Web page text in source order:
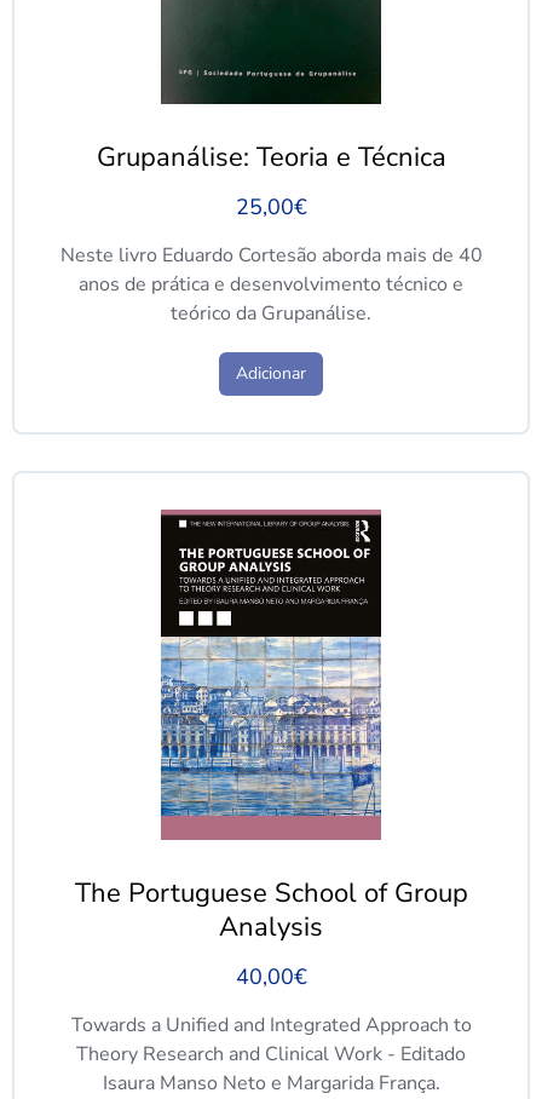
Grupanálise: Teoria e Técnica
25,00€
Neste livro Eduardo Cortesão aborda mais de 40
anos de prática e desenvolvimento técnico e
teórico da Grupanálise.
Adicionar
The Portuguese School of Group
Analysis
40,00€
Towards a Unified and Integrated Approach to
Theory Research and Clinical Work - Editado
Isaura Manso Neto e Margarida França.